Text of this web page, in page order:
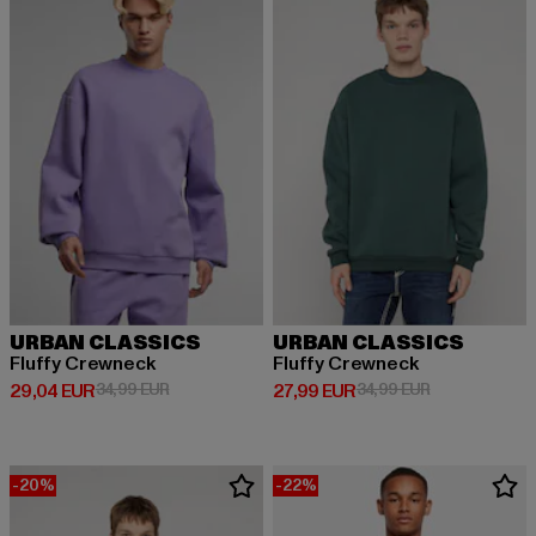
URBAN CLASSICS
Fluffy Crewneck
29,04 EUR
Derzeitiger Preis: 29,04 EUR
34,99 EURAktionspreis: 34,99 EUR
URBAN CLASSICS
Fluffy Crewneck
27,99 EUR
Derzeitiger Preis: 27,99 EUR
34,99 EURAktionspreis:
-20% -22%